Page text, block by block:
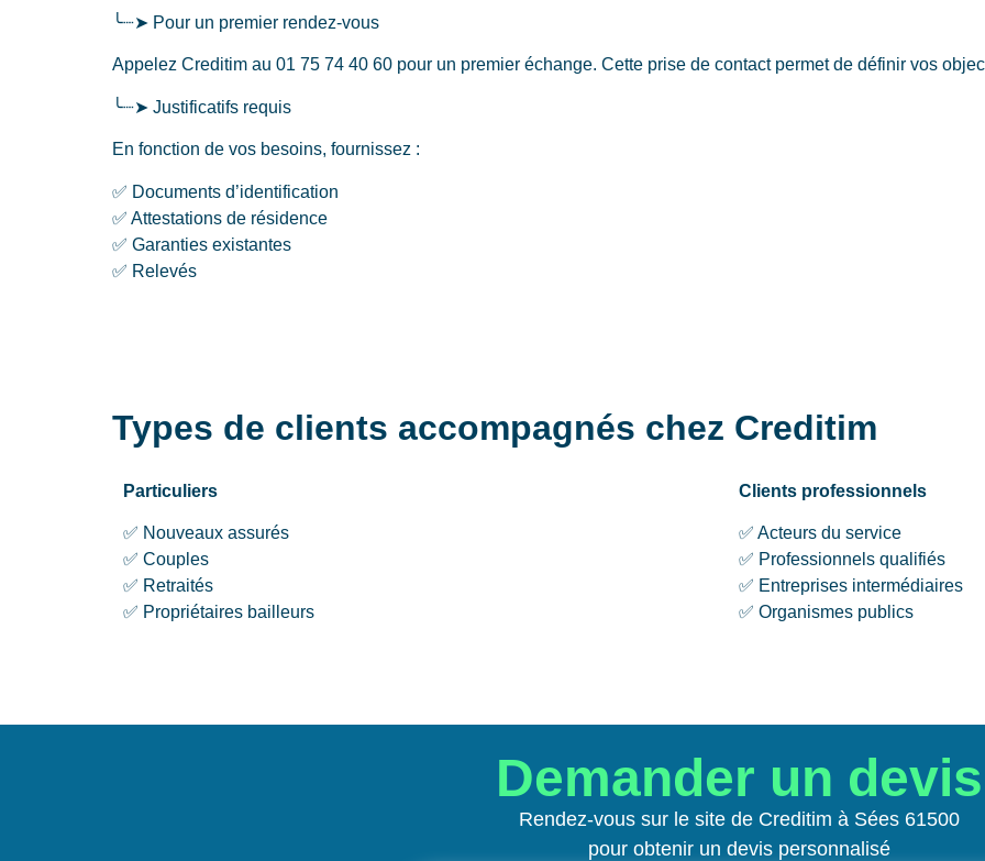
╰┈➤ Pour un premier rendez-vous
Appelez Creditim au 01 75 74 40 60 pour un premier échange. Cette prise de contact permet de définir vos
╰┈➤ Justificatifs requis
En fonction de vos besoins, fournissez :
✅ Documents d’identification
✅ Attestations de résidence
✅ Garanties existantes
✅ Relevés
Types de clients accompagnés chez Creditim
Particuliers
✅ Nouveaux assurés
✅ Couples
✅ Retraités
✅ Propriétaires bailleurs
Clients professionnels
✅ Acteurs du service
✅ Professionnels qualifiés
✅ Entreprises intermédiaires
✅ Organismes publics
Demander un devis
Rendez-vous sur le site de Creditim à Sées 61500
pour obtenir un devis personnalisé